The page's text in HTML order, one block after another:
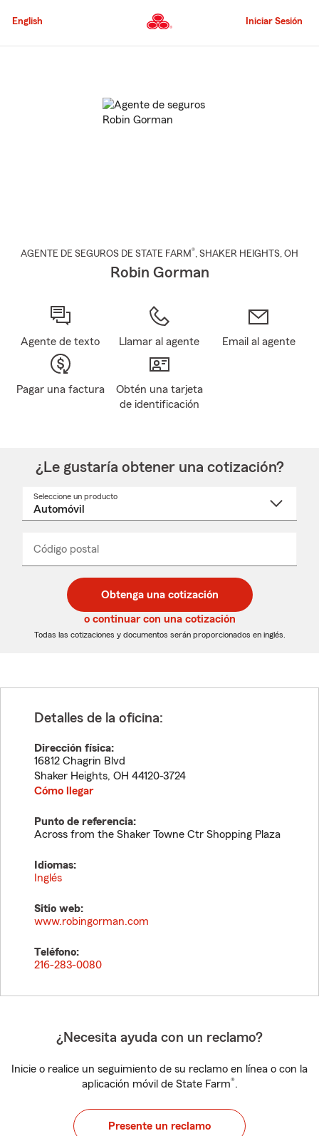
al
principal
English Iniciar Sesión
AGENTE DE SEGUROS DE STATE FARM®, SHAKER HEIGHTS, OH
Robin Gorman
Agente de texto Llamar al agente Email al agente
Pagar una factura
Obtén una tarjeta
de identificación
¿Le gustaría obtener una cotización?
Seleccione un producto
desplegable
Código postal
de
5
dígitos
de
5
dígitos
_____
Obtenga una cotización
o continuar con una cotización
Todas las cotizaciones y documentos serán proporcionados en inglés.
Detalles de la oficina:
Dirección física:
16812 Chagrin Blvd
Shaker Heights, OH 44120-3724
Cómo llegar
Punto de referencia:
Across from the Shaker Towne Ctr Shopping Plaza
Idiomas:
Inglés
Sitio web:
www.robingorman.com
Teléfono:
216-283-0080
¿Necesita ayuda con un reclamo?
Inicie o realice un seguimiento de su reclamo en línea o con la
aplicación móvil de State Farm®.
Presente un reclamo